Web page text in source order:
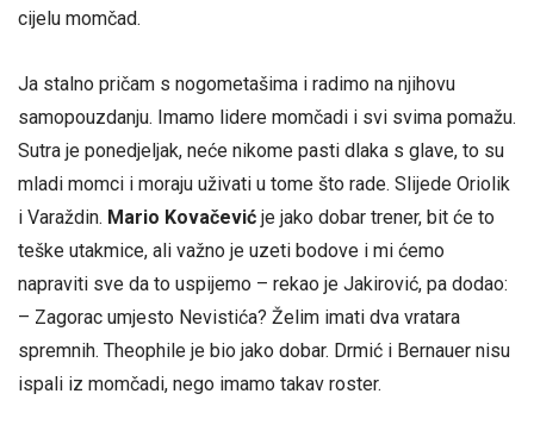
cijelu momčad.
Ja stalno pričam s nogometašima i radimo na njihovu
samopouzdanju. Imamo lidere momčadi i svi svima pomažu.
Sutra je ponedjeljak, neće nikome pasti dlaka s glave, to su
mladi momci i moraju uživati u tome što rade. Slijede Oriolik
i Varaždin. Mario Kovačević je jako dobar trener, bit će to
teške utakmice, ali važno je uzeti bodove i mi ćemo
napraviti sve da to uspijemo – rekao je Jakirović, pa dodao:
– Zagorac umjesto Nevistića? Želim imati dva vratara
spremnih. Theophile je bio jako dobar. Drmić i Bernauer nisu
ispali iz momčadi, nego imamo takav roster.